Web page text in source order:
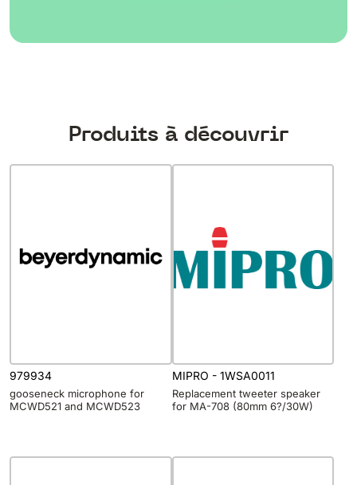
Produits à découvrir
979934
gooseneck microphone for
MCWD521 and MCWD523
MIPRO - 1WSA0011
Replacement tweeter speaker
for MA-708 (80mm 6?/30W)